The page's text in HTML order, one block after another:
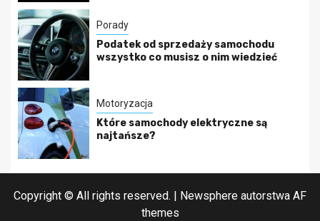
Porady
Podatek od sprzedaży samochodu
wszystko co musisz o nim wiedzieć
Motoryzacja
Które samochody elektryczne są
najtańsze?
Copyright © All rights reserved. | Newsphere autorstwa AF
themes